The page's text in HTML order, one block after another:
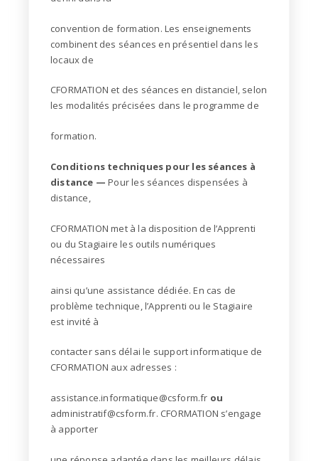
convention de formation. Les enseignements
combinent des séances en présentiel dans les
locaux de
CFORMATION et des séances en distanciel, selon
les modalités précisées dans le programme de
formation.
Conditions techniques pour les séances à
distance —Pour les séances dispensées à
distance,
CFORMATION met à la disposition de l’Apprenti
ou du Stagiaire les outils numériques
nécessaires
ainsi qu’une assistance dédiée. En cas de
problème technique, l’Apprenti ou le Stagiaire
est invité à
contacter sans délai le support informatique de
CFORMATION aux adresses :
assistance.informatique@csform.fr ou
administratif@csform.fr. CFORMATION s’engage
à apporter